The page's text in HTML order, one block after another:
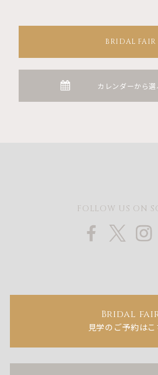
BRIDAL FAIR
カレンダーから選
FOLLOW US ON
Bridal
見学のご予約はこ